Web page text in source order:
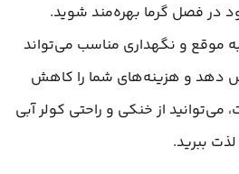
در فصل گرما بهره‌مند شوید.
موقع و نگهداری مناسب می‌تواند
دهد و هزینه‌های شما را کاهش
می‌توانید از خنکی و راحتی کولر آبی
ببرید.